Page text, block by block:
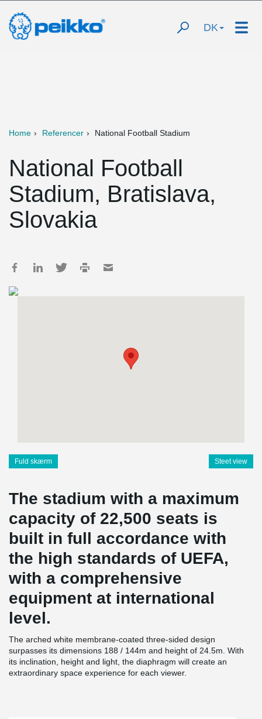
DK
Home Referencer National Football Stadium
National Football
Stadium, Bratislava,
Slovakia
Fuld skærm Steet view
The stadium with a maximum
capacity of 22,500 seats is
built in full accordance with
the high standards of UEFA,
with a comprehensive
equipment at international
level.
The arched white membrane-coated three-sided design
surpasses its dimensions 188 / 144m and height of 24.5m. With
its inclination, height and light, the diaphragm will create an
extraordinary space experience for each viewer.